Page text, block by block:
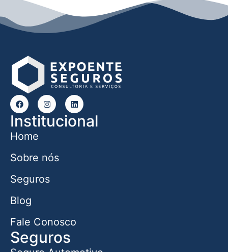
Institucional
Home
Sobre nós
Seguros
Blog
Fale Conosco
Seguros